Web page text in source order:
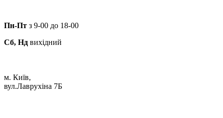
Пн-Пт з 9-00 до 18-00
Сб, Нд вихідний
м. Київ,
вул.Лаврухіна 7Б